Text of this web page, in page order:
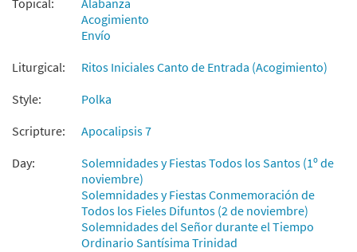
from Unidos en Cristo
30107891
Agregar al carrito
Descargue]
from Spanish Missal Accompaniment
Books
30104508 DIGITAL
Agregar al carrito
Topical:
Alabanza
Acogimiento
Envío
Liturgical:
Ritos Iniciales Canto de Entrada (Acogimiento)
Style:
Polka
Scripture:
Apocalipsis 7
Day:
Solemnidades y Fiestas Todos los Santos (1º de
noviembre)
Solemnidades y Fiestas Conmemoración de
Todos los Fieles Difuntos (2 de noviembre)
Solemnidades del Señor durante el Tiempo
Ordinario Santísima Trinidad